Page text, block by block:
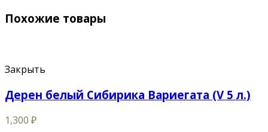
Похожие товары
Закрыть
Дерен белый Сибирика Вариегата (V 5 л.)
1,300 ₽